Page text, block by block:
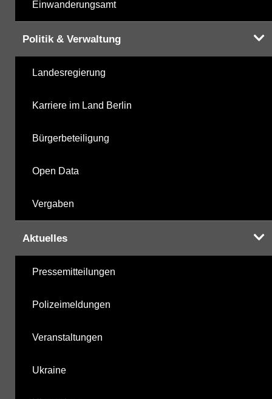
Einwanderungsamt
Politik & Verwaltung
Landesregierung
Karriere im Land Berlin
Bürgerbeteiligung
Open Data
Vergaben
Aktuelles
Pressemitteilungen
Polizeimeldungen
Veranstaltungen
Ukraine